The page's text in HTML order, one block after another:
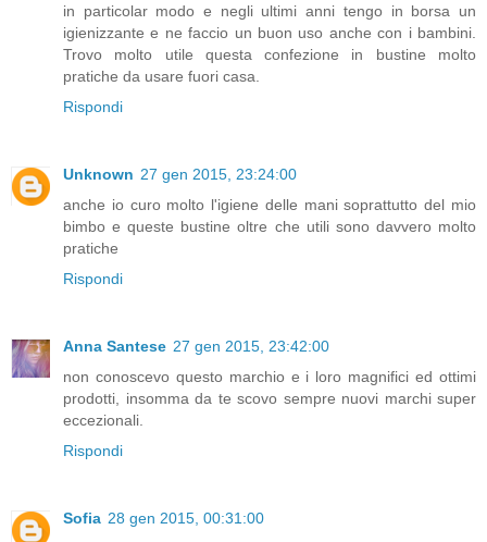
in particolar modo e negli ultimi anni tengo in borsa un
igienizzante e ne faccio un buon uso anche con i bambini.
Trovo molto utile questa confezione in bustine molto
pratiche da usare fuori casa.
Rispondi
Unknown 27 gen 2015, 23:24:00
anche io curo molto l'igiene delle mani soprattutto del mio
bimbo e queste bustine oltre che utili sono davvero molto
pratiche
Rispondi
Anna Santese 27 gen 2015, 23:42:00
non conoscevo questo marchio e i loro magnifici ed ottimi
prodotti, insomma da te scovo sempre nuovi marchi super
eccezionali.
Rispondi
Sofia 28 gen 2015, 00:31:00